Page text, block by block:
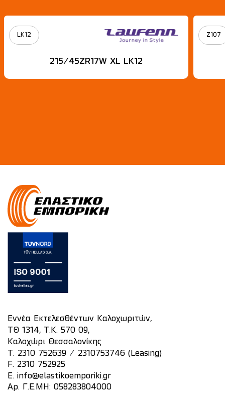
LK12
215/45ZR17W XL LK12
Z107
Εννέα Εκτελεσθέντων Καλοχωριτών,
ΤΘ 1314, Τ.Κ. 570 09,
Καλοχώρι Θεσσαλονίκης
T. 2310 752639 / 2310753746 (Leasing)
F. 2310 752925
E. info@elastikoemporiki.gr
Αρ. Γ.Ε.ΜΗ: 058283804000